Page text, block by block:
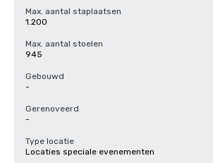
Max. aantal staplaatsen
1.200
Max. aantal stoelen
945
Gebouwd
-
Gerenoveerd
-
Type locatie
Locaties speciale evenementen